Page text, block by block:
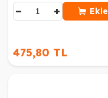
− + Ekle
475,80 TL